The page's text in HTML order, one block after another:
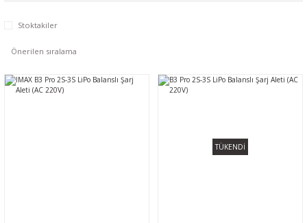
Stoktakiler
TÜKENDİ